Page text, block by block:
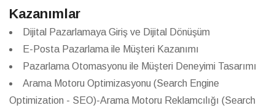
Kazanımlar
Dijital Pazarlamaya Giriş ve Dijital Dönüşüm
E-Posta Pazarlama ile Müşteri Kazanımı
Pazarlama Otomasyonu ile Müşteri Deneyimi Tasarımı
Arama Motoru Optimizasyonu (Search Engine
Optimization - SEO)-Arama Motoru Reklamcılığı (Search